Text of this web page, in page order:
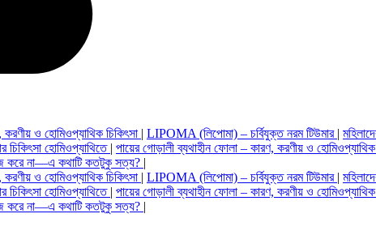
ও হোমিওপ্যাথিক চিকিৎসা | LIPOMA (লিপোমা) – চর্বিযুক্ত নরম টিউমার |
চিকিৎসা হোমিওপ্যাথিতে | পায়ের গোড়ালী ব্যথাহীন ফোলা – কারণ, করণীয় ও হোমিওপ্যাথিক
করে না—এ কথাটি কতটুকু সত্য? |
ও হোমিওপ্যাথিক চিকিৎসা | LIPOMA (লিপোমা) – চর্বিযুক্ত নরম টিউমার |
চিকিৎসা হোমিওপ্যাথিতে | পায়ের গোড়ালী ব্যথাহীন ফোলা – কারণ, করণীয় ও হোমিওপ্যাথিক
করে না—এ কথাটি কতটুকু সত্য? |